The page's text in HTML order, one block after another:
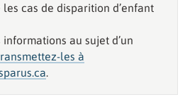
les cas de disparition d’enfant
informations au sujet d’un
les à